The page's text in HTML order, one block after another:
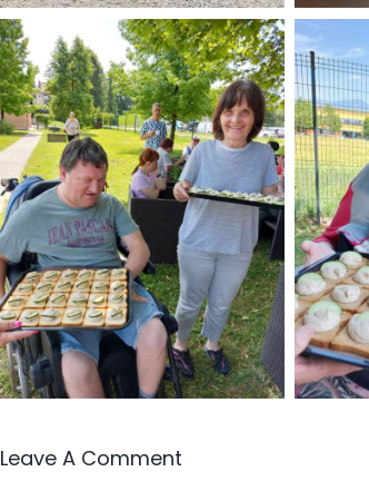
Leave A Comment